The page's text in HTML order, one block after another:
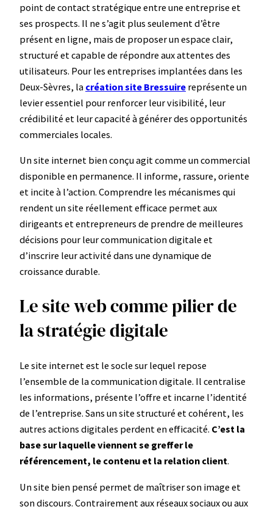
point de contact stratégique entre une entreprise et
ses prospects. Il ne s’agit plus seulement d’être
présent en ligne, mais de proposer un espace clair,
structuré et capable de répondre aux attentes des
utilisateurs. Pour les entreprises implantées dans les
Deux-Sèvres, la création site Bressuire représente un
levier essentiel pour renforcer leur visibilité, leur
crédibilité et leur capacité à générer des opportunités
commerciales locales.
Un site internet bien conçu agit comme un commercial
disponible en permanence. Il informe, rassure, oriente
et incite à l’action. Comprendre les mécanismes qui
rendent un site réellement efficace permet aux
dirigeants et entrepreneurs de prendre de meilleures
décisions pour leur communication digitale et
d’inscrire leur activité dans une dynamique de
croissance durable.
Le site web comme pilier de
la stratégie digitale
Le site internet est le socle sur lequel repose
l’ensemble de la communication digitale. Il centralise
les informations, présente l’offre et incarne l’identité
de l’entreprise. Sans un site structuré et cohérent, les
autres actions digitales perdent en efficacité. C’est la
base sur laquelle viennent se greffer le
référencement, le contenu et la relation client.
Un site bien pensé permet de maîtriser son image et
son discours. Contrairement aux réseaux sociaux ou aux